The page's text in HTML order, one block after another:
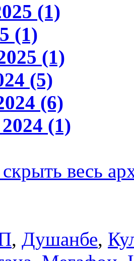
(1)
(1)
(1)
(5)
(6)
(1)
весь
, Душанбе,